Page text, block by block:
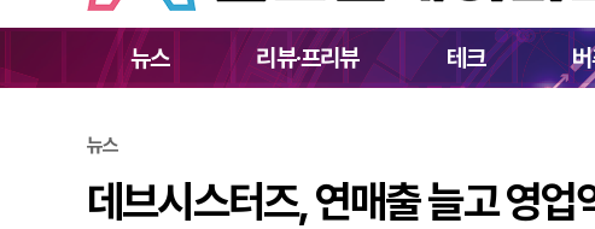
뉴스 리뷰·프리뷰 테크
뉴스
데브시스터즈, 연매출 늘고 영